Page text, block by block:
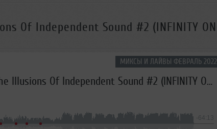
Of Independent Sound #2 (INFINITY ON
МИКСЫ И ЛАЙВЫ ФЕВРАЛЬ 2022
Kubik B2B ZAYKOV [NSOTD] - The Illusions Of Independent Sound #2 (INFINITY ON MUSIC)
-64:13